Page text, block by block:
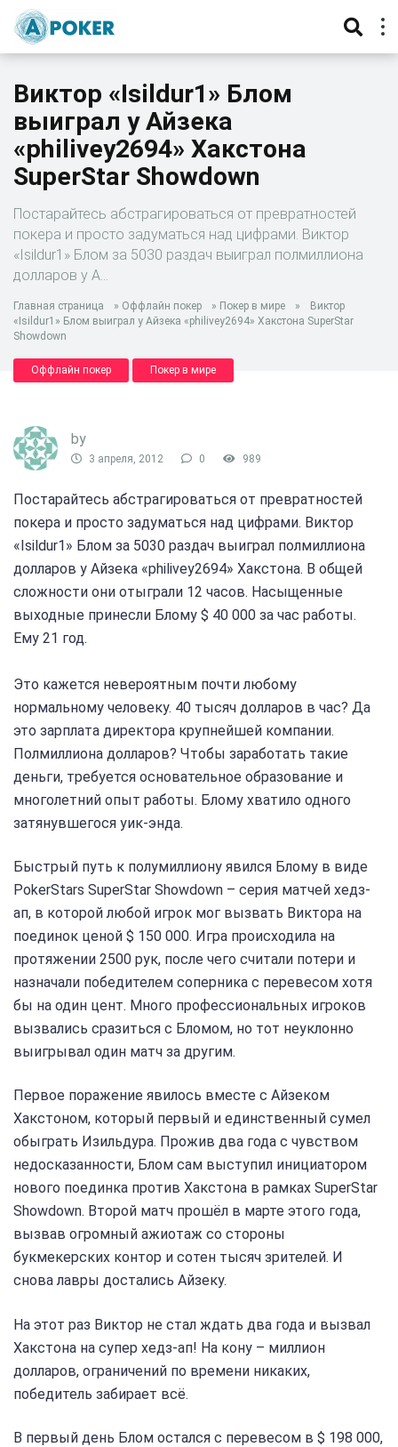
Виктор «Isildur1» Блом
выиграл у Айзека
«philivey2694» Хакстона
SuperStar Showdown
Постарайтесь абстрагироваться от превратностей
покера и просто задуматься над цифрами. Виктор
«Isildur1» Блом за 5030 раздач выиграл полмиллиона
долларов у А…
Главная страница » Оффлайн покер » Покер в мире »
Виктор
«Isildur1» Блом выиграл у Айзека «philivey2694» Хакстона SuperStar
Showdown
Оффлайн покер Покер в мире
by
3 апреля, 2012 0 989
Постарайтесь абстрагироваться от превратностей
покера и просто задуматься над цифрами. Виктор
«Isildur1» Блом за 5030 раздач выиграл полмиллиона
долларов у Айзека «philivey2694» Хакстона. В общей
сложности они отыграли 12 часов. Насыщенные
выходные принесли Блому $ 40 000 за час работы.
Ему 21 год.
Это кажется невероятным почти любому
нормальному человеку. 40 тысяч долларов в час? Да
это зарплата директора крупнейшей компании.
Полмиллиона долларов? Чтобы заработать такие
деньги, требуется основательное образование и
многолетний опыт работы. Блому хватило одного
затянувшегося уик-энда.
Быстрый путь к полумиллиону явился Блому в виде
PokerStars SuperStar Showdown – серия матчей хедз-
ап, в которой любой игрок мог вызвать Виктора на
поединок ценой $ 150 000. Игра происходила на
протяжении 2500 рук, после чего считали потери и
назначали победителем соперника с перевесом хотя
бы на один цент. Много профессиональных игроков
вызвались сразиться с Бломом, но тот неуклонно
выигрывал один матч за другим.
Первое поражение явилось вместе с Айзеком
Хакстоном, который первый и единственный сумел
обыграть Изильдура. Прожив два года с чувством
недосказанности, Блом сам выступил инициатором
нового поединка против Хакстона в рамках SuperStar
Showdown. Второй матч прошёл в марте этого года,
вызвав огромный ажиотаж со стороны
букмекерских контор и сотен тысяч зрителей. И
снова лавры достались Айзеку.
На этот раз Виктор не стал ждать два года и вызвал
Хакстона на супер хедз-ап! На кону – миллион
долларов, ограничений по времени никаких,
победитель забирает всё.
В первый день Блом остался с перевесом в $ 198 000,